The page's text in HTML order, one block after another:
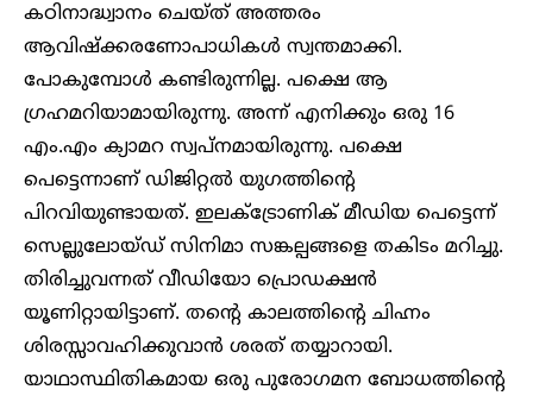
കഠിനാദ്ധ്വാനം ചെയ്ത് അത്തരം
ആവിഷ്ക്കരണോപാധികൾ സ്വന്തമാക്കി.
പോകുമ്പോൾ കണ്ടിരുന്നില്ല. പക്ഷെ ആ​
ഗ്രഹമറിയാമായിരുന്നു. അന്ന് എനിക്കും ഒരു 16
എം.എം ക്യാമറ സ്വപ്നമായിരുന്നു. പക്ഷെ
പെട്ടെന്നാണ് ഡിജിറ്റൽ യുഗത്തിന്റെ
പിറവിയുണ്ടായത്. ഇലക്ട്രോണിക് മീഡിയ പെട്ടെന്ന്
സെല്ലുലോയ്ഡ് സിനിമാ സങ്കല്പങ്ങളെ തകിടം മറിച്ചു.
തിരിച്ചുവന്നത് വീഡിയോ പ്രൊഡക്ഷൻ
യൂണിറ്റായിട്ടാണ്. തന്റെ കാലത്തിന്റെ ചിഹ്നം
ശിരസ്സാവഹിക്കുവാൻ ശരത് തയ്യാറായി.
യാഥാസ്ഥിതികമായ ഒരു പുരോഗമന ബോധത്തിന്റെ